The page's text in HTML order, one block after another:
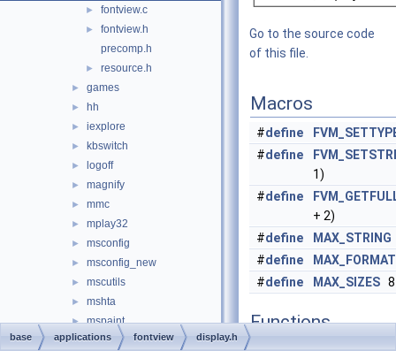
► fontview.c
►
fontview.h
precomp.h
► resource.h
► games
► hh
► iexplore
► kbswitch
► logoff
► magnify
► mmc
► mplay32
► msconfig
► msconfig_new
► mscutils
► mshta
► mspaint
► mstsc
Go to the source code
of this file.
Macros
#define
#define
1)
#define
+ 2)
#define MAX_STRING
#define
MAX_FORMAT
#define MAX_SIZES 8
Functions
base applications fontview display.h